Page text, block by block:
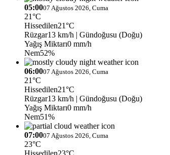
05:0007 Ağustos 2026, Cuma
21°C
Hissedilen21°C
Rüzgar13 km/h | Gündoğusu (Doğu)
Yağış Miktarı0 mm/h
Nem52%
06:0007 Ağustos 2026, Cuma
21°C
Hissedilen21°C
Rüzgar13 km/h | Gündoğusu (Doğu)
Yağış Miktarı0 mm/h
Nem51%
07:0007 Ağustos 2026, Cuma
23°C
Hissedilen23°C